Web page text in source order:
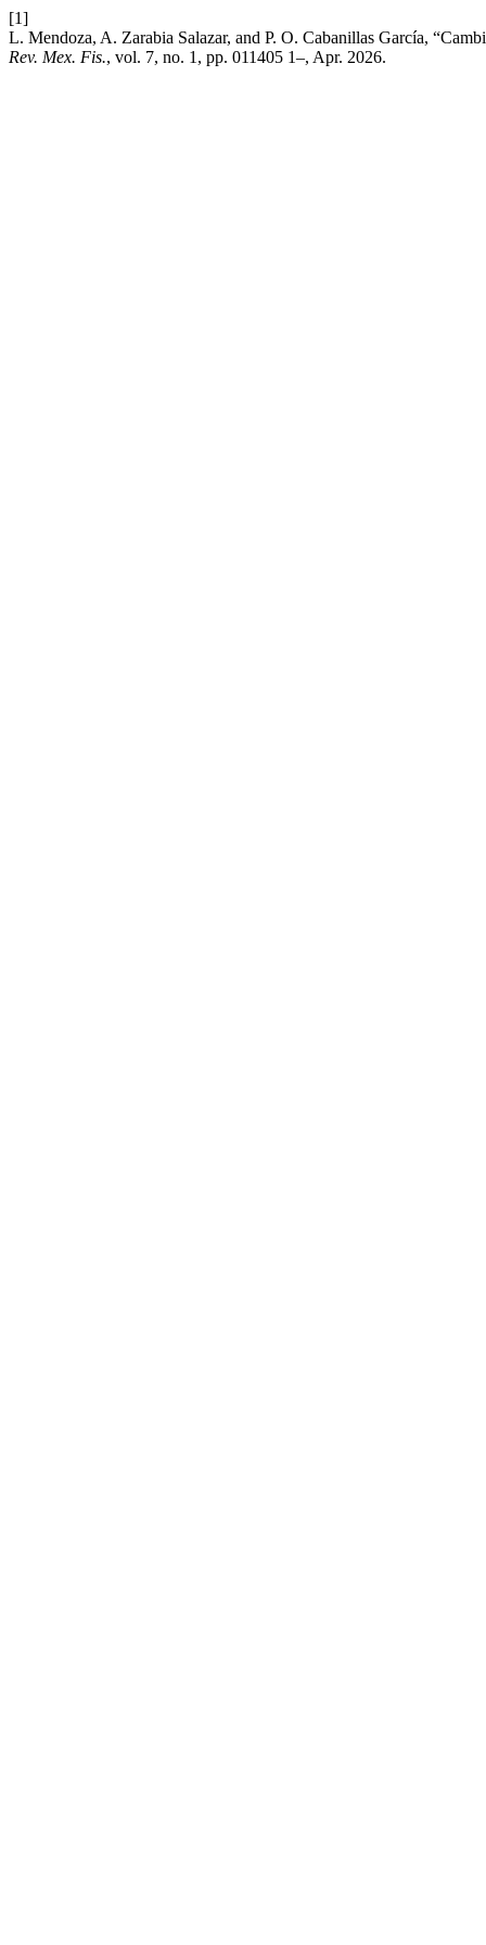
[1]
L. Mendoza, A. Zarabia Salazar, and P. O. Cabanillas García,
Rev. Mex. Fis., vol. 7, no. 1, pp. 011405 1–, Apr. 2026.